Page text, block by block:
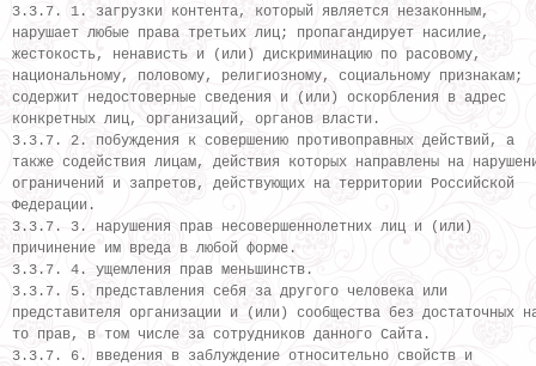
3.3.7. 1. загрузки контента, который является незаконным,
нарушает любые права третьих лиц; пропагандирует насилие,
жестокость, ненависть и (или) дискриминацию по расовому,
национальному, половому, религиозному, социальному признакам;
содержит недостоверные сведения и (или) оскорбления в адрес
конкретных лиц, организаций, органов власти.
3.3.7. 2. побуждения к совершению противоправных действий, а
также содействия лицам, действия которых направлены на
ограничений и запретов, действующих на территории Российской
Федерации.
3.3.7. 3. нарушения прав несовершеннолетних лиц и (или)
причинение им вреда в любой форме.
3.3.7. 4. ущемления прав меньшинств.
3.3.7. 5. представления себя за другого человека или
представителя организации и (или) сообщества без достаточных
то прав, в том числе за сотрудников данного Сайта.
3.3.7. 6. введения в заблуждение относительно свойств и